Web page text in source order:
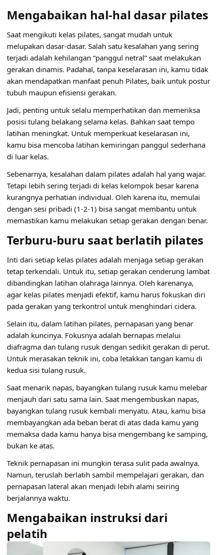
Mengabaikan hal-hal dasar pilates
Saat mengikuti kelas pilates, sangat mudah untuk
melupakan dasar-dasar. Salah satu kesalahan yang sering
terjadi adalah kehilangan “panggul netral” saat melakukan
gerakan dinamis. Padahal, tanpa keselarasan ini, kamu tidak
akan mendapatkan manfaat penuh Pilates, baik untuk postur
tubuh maupun efisiensi gerakan.
Jadi, penting untuk selalu memperhatikan dan memeriksa
posisi tulang belakang selama kelas. Bahkan saat tempo
latihan meningkat. Untuk memperkuat keselarasan ini,
kamu bisa mencoba latihan kemiringan panggul sederhana
di luar kelas.
Sebenarnya, kesalahan dalam pilates adalah hal yang wajar.
Tetapi lebih sering terjadi di kelas kelompok besar karena
kurangnya perhatian individual. Oleh karena itu, memulai
dengan sesi pribadi (1-2-1) bisa sangat membantu untuk
memastikan kamu melakukan setiap gerakan dengan benar.
Terburu-buru saat berlatih pilates
Inti dari setiap kelas pilates adalah menjaga setiap gerakan
tetap terkendali. Untuk itu, setiap gerakan cenderung lambat
dibandingkan latihan olahraga lainnya. Oleh karenanya,
agar kelas pilates menjadi efektif, kamu harus fokuskan diri
pada gerakan yang terkontrol untuk menghindari cidera.
Selain itu, dalam latihan pilates, pernapasan yang benar
adalah kuncinya. Fokusnya adalah bernapas melalui
diafragma dan tulang rusuk dengan sedikit gerakan di perut.
Untuk merasakan teknik ini, coba letakkan tangan kamu di
kedua sisi tulang rusuk.
Saat menarik napas, bayangkan tulang rusuk kamu melebar
menjauh dari satu sama lain. Saat mengembuskan napas,
bayangkan tulang rusuk kembali menyatu. Atau, kamu bisa
membayangkan ada beban berat di atas dada kamu yang
memaksa dada kamu hanya bisa mengembang ke samping,
bukan ke atas.
Teknik pernapasan ini mungkin terasa sulit pada awalnya.
Namun, teruslah berlatih sambil mempelajari gerakan, dan
pernapasan lateral akan menjadi lebih alami seiring
berjalannya waktu.
Mengabaikan instruksi dari
pelatih